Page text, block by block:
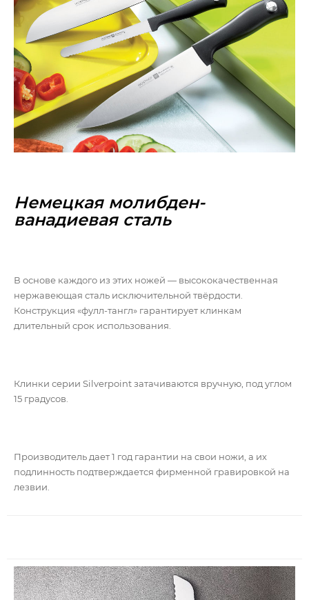
Немецкая молибден-
ванадиевая сталь
В основе каждого из этих ножей — высококачественная
нержавеющая сталь исключительной твёрдости.
Конструкция «фулл-тангл» гарантирует клинкам
длительный срок использования.
Клинки серии Silverpoint затачиваются вручную, под углом
15 градусов.
Производитель дает 1 год гарантии на свои ножи, а их
подлинность подтверждается фирменной гравировкой на
лезвии.